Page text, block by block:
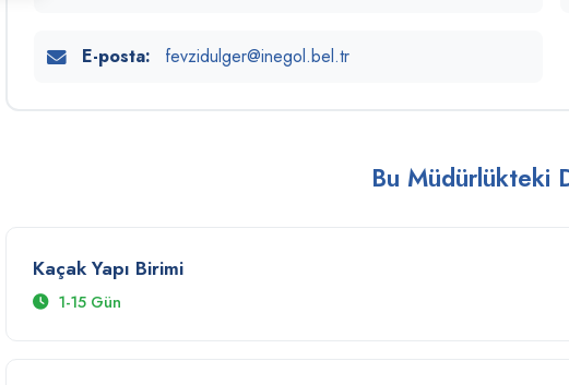
E-posta: fevzidulger@inegol.bel.tr
Bu Müdürlükteki
Kaçak Yapı Birimi
1-15 Gün